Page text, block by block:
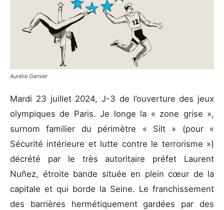
Aurélie Garnier
Mardi 23 juillet 2024, J-3 de l’ouverture des jeux
olympiques de Paris. Je longe la « zone grise »,
surnom familier du périmètre « Silt » (pour «
Sécurité intérieure et lutte contre le terrorisme »)
décrété par le très autoritaire préfet Laurent
Nuñez, étroite bande située en plein cœur de la
capitale et qui borde la Seine. Le franchissement
des barrières hermétiquement gardées par des